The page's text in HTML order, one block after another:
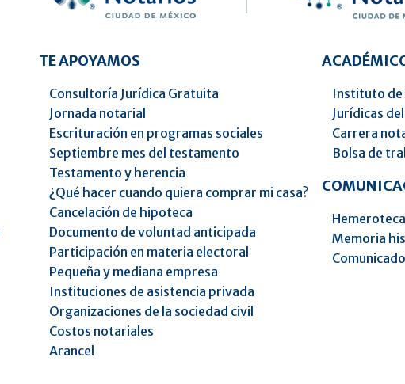
TE APOYAMOS
Consultoría Jurídica Gratuita
Jornada notarial
Escrituración en programas sociales
Septiembre mes del testamento
Testamento y herencia
¿Qué hacer cuando quiera comprar mi casa?
Cancelación de hipoteca
Documento de voluntad anticipada
Participación en materia electoral
Pequeña y mediana empresa
Instituciones de asistencia privada
Organizaciones de la sociedad civil
Costos notariales
Arancel
Instituto de
Jurídicas
Carrera
Bolsa de
Hemeroteca
Memoria